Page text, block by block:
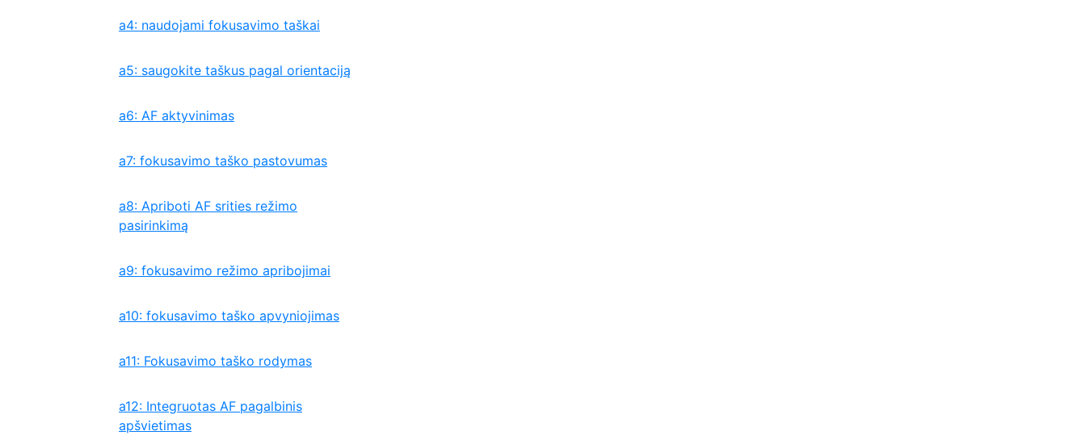
a4: naudojami fokusavimo taškai
a5: saugokite taškus pagal orientaciją
a6: AF aktyvinimas
a7: fokusavimo taško pastovumas
a8: Apriboti AF srities režimo
pasirinkimą
a9: fokusavimo režimo apribojimai
a10: fokusavimo taško apvyniojimas
a11: Fokusavimo taško rodymas
a12: Integruotas AF pagalbinis
apšvietimas